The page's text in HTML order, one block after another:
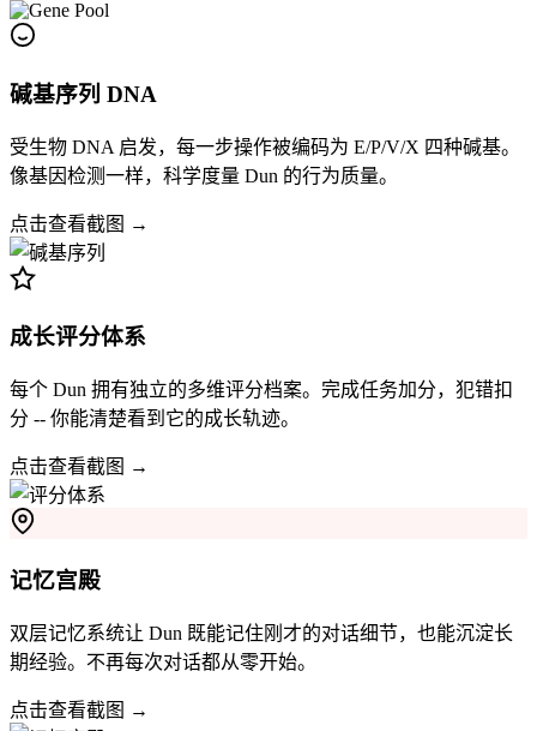
碱基序列 DNA
受生物 DNA 启发，每一步操作被编码为 E/P/V/X 四种碱基。
像基因检测一样，科学度量 Dun 的行为质量。
点击查看截图 →
成长评分体系
每个 Dun 拥有独立的多维评分档案。完成任务加分，犯错扣
分 -- 你能清楚看到它的成长轨迹。
点击查看截图 →
记忆宫殿
双层记忆系统让 Dun 既能记住刚才的对话细节，也能沉淀长
期经验。不再每次对话都从零开始。
点击查看截图 →